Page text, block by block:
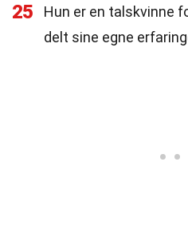
25
Hun er en talskvinne
delt sine egne